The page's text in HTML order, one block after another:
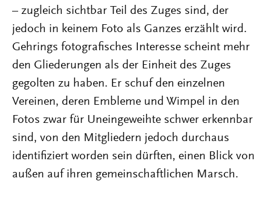
– zugleich sichtbar Teil des Zuges sind, der
jedoch in keinem Foto als Ganzes erzählt wird.
Gehrings fotografisches Interesse scheint mehr
den Gliederungen als der Einheit des Zuges
gegolten zu haben. Er schuf den einzelnen
Vereinen, deren Embleme und Wimpel in den
Fotos zwar für Uneingeweihte schwer erkennbar
sind, von den Mitgliedern jedoch durchaus
identifiziert worden sein dürften, einen Blick von
außen auf ihren gemeinschaftlichen Marsch.